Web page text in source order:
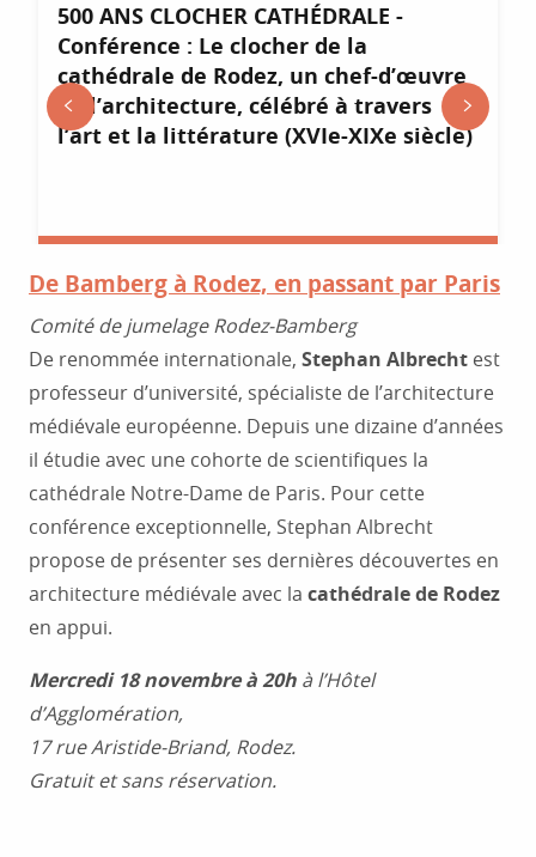
500 ANS CLOCHER CATHÉDRALE -
Conférence : Le clocher de la
cathédrale de Rodez, un chef-d’œuvre
de l’architecture, célébré à travers
l’art et la littérature (XVIe-XIXe siècle)
De Bamberg à Rodez, en passant par Paris
Comité de jumelage Rodez-Bamberg
De renommée internationale, Stephan Albrecht est
professeur d’université, spécialiste de l’architecture
médiévale européenne. Depuis une dizaine d’années
il étudie avec une cohorte de scientifiques la
cathédrale Notre-Dame de Paris. Pour cette
conférence exceptionnelle, Stephan Albrecht
propose de présenter ses dernières découvertes en
architecture médiévale avec la cathédrale de Rodez
en appui.
Mercredi 18 novembre à 20h à l’Hôtel
d’Agglomération,
17 rue Aristide-Briand, Rodez.
Gratuit et sans réservation.